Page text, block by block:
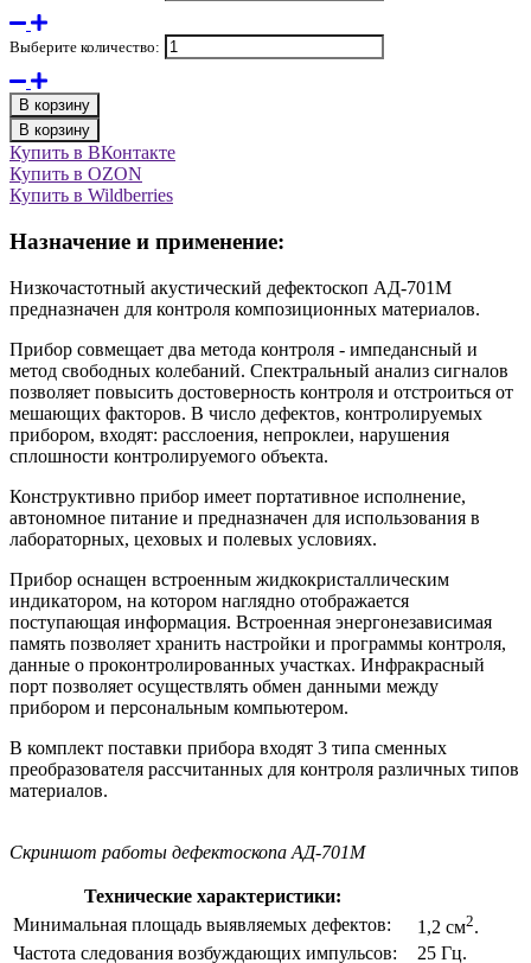
Выберите количество:
В корзину
В корзину
Купить в ВКонтакте
Купить в OZON
Купить в Wildberries
Назначение и применение:
Низкочастотный акустический дефектоскоп АД-701М
предназначен для контроля композиционных материалов.
Прибор совмещает два метода контроля - импедансный и
метод свободных колебаний. Спектральный анализ сигналов
позволяет повысить достоверность контроля и отстроиться от
мешающих факторов. В число дефектов, контролируемых
прибором, входят: расслоения, непроклеи, нарушения
сплошности контролируемого объекта.
Конструктивно прибор имеет портативное исполнение,
автономное питание и предназначен для использования в
лабораторных, цеховых и полевых условиях.
Прибор оснащен встроенным жидкокристаллическим
индикатором, на котором наглядно отображается
поступающая информация. Встроенная энергонезависимая
память позволяет хранить настройки и программы контроля,
данные о проконтролированных участках. Инфракрасный
порт позволяет осуществлять обмен данными между
прибором и персональным компьютером.
В комплект поставки прибора входят 3 типа сменных
преобразователя рассчитанных для контроля различных типов
материалов.
Скриншот работы дефектоскопа АД-701М
Технические характеристики:
Минимальная площадь выявляемых дефектов:
1,2 см2.
Частота следования возбуждающих импульсов:
25 Гц.